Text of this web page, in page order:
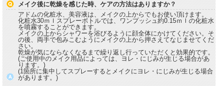
メイク後に乾燥を感じた時、ケアの方法はありますか？
アドムの化粧水、美容液は、メイクの上からでもお使い頂けます。
化粧水30ｍｌスプレーボトルでは、ワンプッシュ約0.15ｍｌの化粧水
を噴霧することができます。
メイクの上からシャワーを浴びるように顔全体にかけてください。そ
の後、両手で包みこむようにメイクの上から押さえてなじませてくだ
さい。
乾燥が気にならなくなるまで繰り返し行っていただくと効果的です。
(ご使用中のメイク用品によっては、ヨレ・にじみが生じる場合があ
ります。)
(1箇所に集中してスプレーするとメイクにヨレ・にじみが生じる場合
があります。)